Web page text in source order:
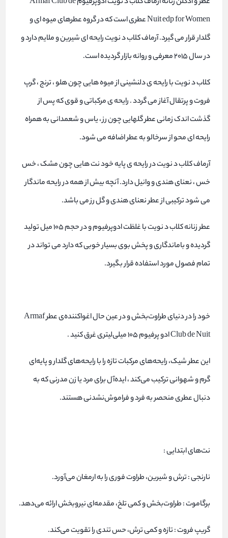
Nuit edp for Women عطری است که در گروه عطرهای میوه ای و
گلدار قرار می گیرد. آرماف کلاب د نویت رایحه ای شیرین و ملایم دارد و
در سال 2015 معرفی و روانه بازار گردیده است.
کلاب د نویت با رایحه ی دلنشینی از میوه هایی چون هلو ، ترنج ، گرپ
فروت و پرتقال آغاز می گردد . رایحه ی مرکباتی و قوی که پس از
گذشت اندک زمانی عطر گلهایی چون رز ، یاس و شعمدانی به همراه
رایحه ای محو از سرخالو به عطر اضافه می شود.
آرماف کلاب د نویت در رایحه ی پایه خود نت هایی چون مشک ، خس
خس ، نعنای هندی و وانیل دارد. آنچه بیش از همه در رایحه ماندگار
می شود ترکیبی از عطر نعنای هندی و گل رز می باشد.
عطر زنانه کلاب د نویت با غلظت ادوپرفیوم و در حجم 105 میل تولید
گردیده و باماندگاری و پخش بوی بسیار خوبی که دارد می تواند در
تمام فصول مورد استفاده قرار بگیرد.
خود را در دنیای طراوت‌بخش و در عین حال اغواکننده‌ی عطر Armaf
Club de Nuit ادو پرفیوم ۱۰۵ میلی‌لیتری غرق کنید .
این عطر شیک، رایحه‌های مرکبات تازه را با رایحه‌های گلدار و پایه‌ای
گرم و شهوانی ترکیب می‌کند ، ایده‌آل برای مرد یا زن مدرنی که به
دنبال عطری منحصر به فرد و فراموش‌نشدنی هستند.
نت‌های ابتدایی :
نارنجی : ترش و شیرین، طراوت فوری را به ارمغان می‌آورد.
برگاموت : طراوت‌بخش و کمی تلخ، مقدمه‌ای نیروبخش ارائه می‌دهد.
گریپ فروت : تازه و کمی ترش، حس تندی را تقویت می‌کند.